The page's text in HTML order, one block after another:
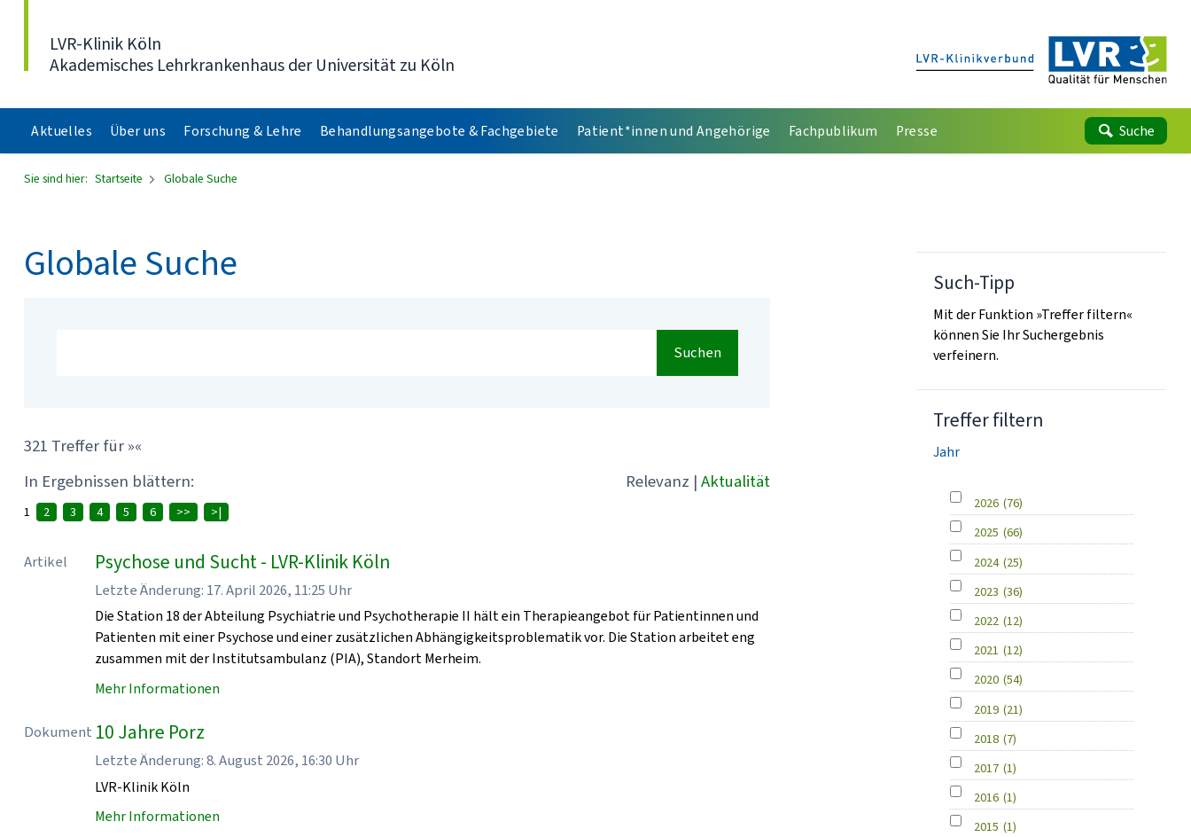
LVR-Klinik Köln
Akademisches Lehrkrankenhaus der Universität zu Köln
Aktuelles Über uns Forschung & Lehre Behandlungsangebote & Fachgebiete Patient*innen und Angehörige Fachpublikum Presse Suche
Sie sind hier: Startseite Globale Suche
Globale Suche
Suchen
321 Treffer für »«
In Ergebnissen blättern:
Relevanz | Aktualität
1 2 3 4 5 6 >> >|
Artikel Psychose und Sucht - LVR-Klinik Köln
Letzte Änderung: 17. April 2026, 11:25 Uhr
Die Station 18 der Abteilung Psychiatrie und Psychotherapie II hält ein Therapieangebot für Patientinnen und
Patienten mit einer Psychose und einer zusätzlichen Abhängigkeitsproblematik vor. Die Station arbeitet eng
zusammen mit der Institutsambulanz (PIA), Standort Merheim.
Mehr Informationen
Dokument 10 Jahre Porz
Letzte Änderung: 8. August 2026, 16:30 Uhr
LVR-Klinik Köln
Mehr Informationen
Such-Tipp
Mit der Funktion »Treffer filtern«
können Sie Ihr Suchergebnis
verfeinern.
Treffer filtern
Jahr
2026 (76)
2025 (66)
2024 (25)
2023 (36)
2022 (12)
2021 (12)
2020 (54)
2019 (21)
2018 (7)
2017 (1)
2016 (1)
2015 (1)